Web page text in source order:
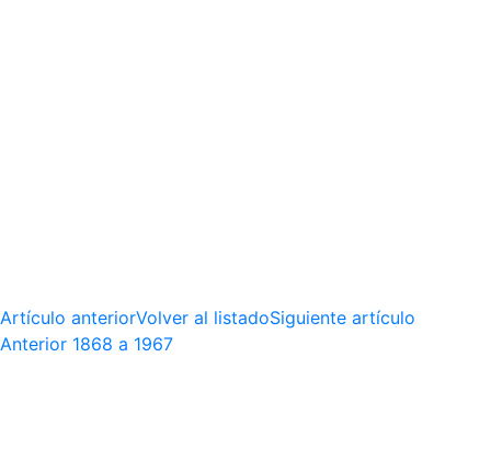
Artículo anteriorVolver al listadoSiguiente artículo
Anterior 1868 a 1967